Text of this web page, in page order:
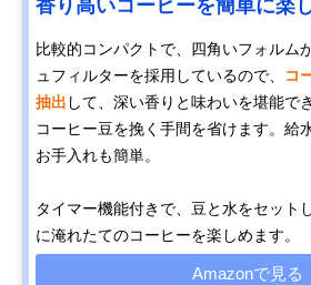
香り高いコーヒーを簡単に楽
比較的コンパクトで、四角いフォルム
ュフィルターを採用しているので、
コ
抽出 して、深い香りと味わいを堪能で
コーヒー豆を挽く手間を省けます。給
お手入れも簡単。
タイマー機能付きで、豆と水をセット
に淹れたてのコーヒーを楽しめます。
Amazonで見る